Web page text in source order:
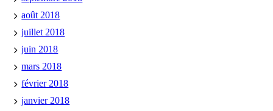
août 2018
juillet 2018
juin 2018
mars 2018
février 2018
janvier 2018